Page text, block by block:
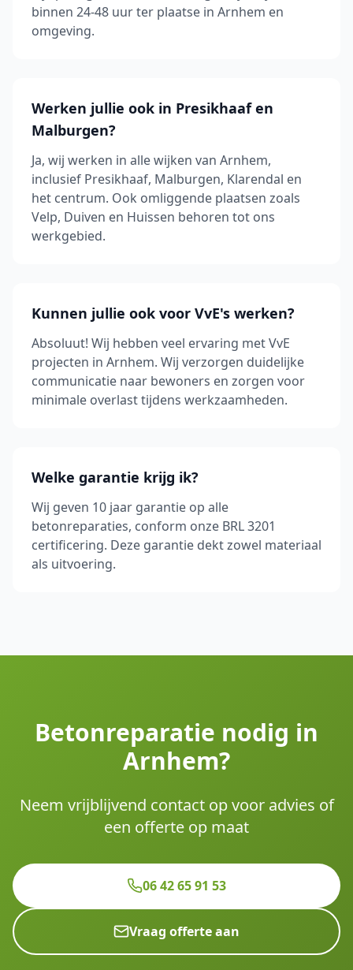
binnen 24-48 uur ter plaatse in Arnhem en
omgeving.
Werken jullie ook in Presikhaaf en
Malburgen?
Ja, wij werken in alle wijken van Arnhem,
inclusief Presikhaaf, Malburgen, Klarendal en
het centrum. Ook omliggende plaatsen zoals
Velp, Duiven en Huissen behoren tot ons
werkgebied.
Kunnen jullie ook voor VvE's werken?
Absoluut! Wij hebben veel ervaring met VvE
projecten in Arnhem. Wij verzorgen duidelijke
communicatie naar bewoners en zorgen voor
minimale overlast tijdens werkzaamheden.
Welke garantie krijg ik?
Wij geven 10 jaar garantie op alle
betonreparaties, conform onze BRL 3201
certificering. Deze garantie dekt zowel materiaal
als uitvoering.
Betonreparatie nodig in
Arnhem?
Neem vrijblijvend contact op voor advies of
een offerte op maat
06 42 65 91 53
Vraag offerte aan